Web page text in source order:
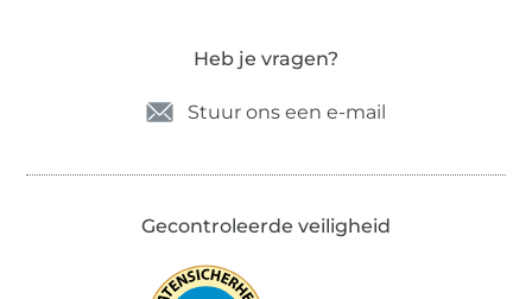
Heb je vragen?
Stuur ons een e-mail
Gecontroleerde veiligheid